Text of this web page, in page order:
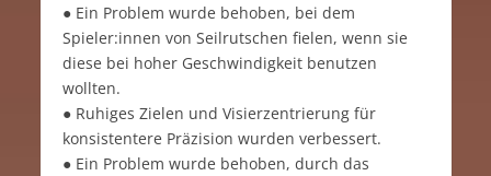
● Ein Problem wurde behoben, bei dem
Spieler:innen von Seilrutschen fielen, wenn sie
diese bei hoher Geschwindigkeit benutzen
wollten.
● Ruhiges Zielen und Visierzentrierung für
konsistentere Präzision wurden verbessert.
● Ein Problem wurde behoben, durch das